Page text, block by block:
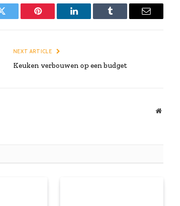
Twitter Pinterest LinkedIn Tumblr Email
NEXT ARTICLE
Keuken verbouwen op een budget
Website